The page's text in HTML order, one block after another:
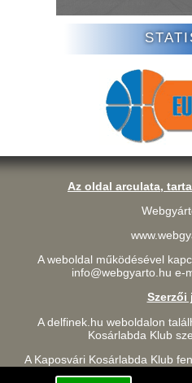
Az oldal arculata,
A weboldal működésével
info@webgyarto.hu e-
Szerzői
A delfinek.hu weboldalon
Kosárlabda Klub
A Kaposvári Kosárlabda Klub